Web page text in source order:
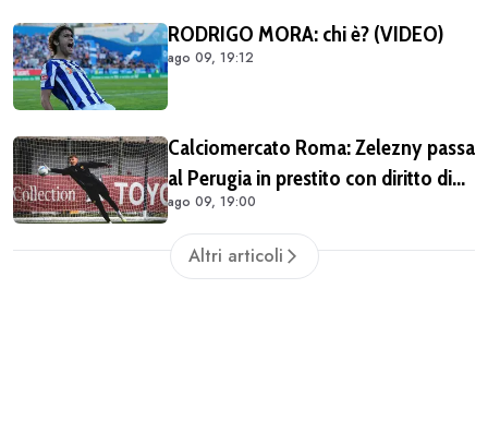
RODRIGO MORA: chi è? (VIDEO)
ago 09, 19:12
Calciomercato Roma: Zelezny passa
al Perugia in prestito con diritto di
riscatto
ago 09, 19:00
Altri articoli